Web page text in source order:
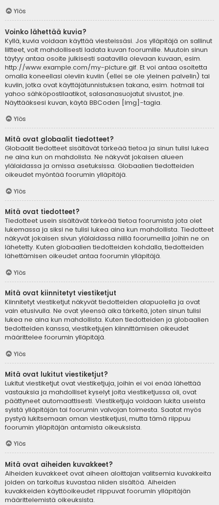
Ylös
Voinko lähettää kuvia?
Kyllä, kuvia voidaan käyttää viesteissäsi. Jos ylläpitäjä on sallinut
liitteet, voit mahdollisesti ladata kuvan foorumille. Muutoin sinun
täytyy antaa osoite julkisesti saatavilla olevaan kuvaan, esim.
http://www.example.com/my-picture.gif. Et voi antaa osoitetta
omalla koneellasi oleviin kuviin (ellei se ole yleinen palvelin) tai
kuviin, jotka ovat käyttäjätunnistuksen takana, esim. hotmail tai
yahoo sähköpostilaatikot, salasanasuojatut sivustot, jne.
Näyttääksesi kuvan, käytä BBCoden [img]-tagia.
Ylös
Mitä ovat globaalit tiedotteet?
Globaalit tiedotteet sisältävät tärkeää tietoa ja sinun tulisi lukea
ne aina kun on mahdolista. Ne näkyvät jokaisen alueen
ylälaidassa ja omissa asetuksissa. Globaalien tiedotteiden
oikeudet myöntää foorumin ylläpitäjä.
Ylös
Mitä ovat tiedotteet?
Tiedotteet usein sisältävät tärkeää tietoa foorumista jota olet
lukemassa ja siksi ne tulisi lukea aina kun mahdollista. Tiedotteet
näkyvät jokaisen sivun ylälaidassa niillä foorumeilla joihin ne on
lähetetty. Kuten globaalien tiedotteiden kohdalla, tiedotteiden
lähettämisen oikeudet antaa foorumin ylläpitäjä.
Ylös
Mitä ovat kiinnitetyt viestiketjut
Kiinnitetyt viestiketjut näkyvät tiedotteiden alapuolella ja ovat
vain etusivulla. Ne ovat yleensä aika tärkeitä, joten sinun tulisi
lukea ne aina kun mahdollista. Kuten tiedotteiden ja globaalien
tiedotteiden kanssa, viestiketjujen kiinnittämisen oikeudet
määrittelee foorumin ylläpitäjä.
Ylös
Mitä ovat lukitut viestiketjut?
Lukitut viestiketjut ovat viestiketjuja, joihin ei voi enää lähettää
vastauksia ja mahdolliset kyselyt joita viestiketjussa oli, ovat
päättyneet automaattisesti. Viestiketjuja voidaan lukita useista
syistä ylläpitäjän tai foorumin valvojan toimesta. Saatat myös
pystyä lukitsemaan oman viestiketjusi, mutta tämä riippuu
foorumin ylläpitäjän antamista oikeuksista.
Ylös
Mitä ovat aiheiden kuvakkeet?
Aiheiden kuvakkeet ovat aiheen aloittajan valitsemia kuvakkeita
joiden on tarkoitus kuvastaa niiden sisältöä. Aiheiden
kuvakkeiden käyttöoikeudet riippuvat foorumin ylläpitäjän
määrittelemistä oikeuksista.